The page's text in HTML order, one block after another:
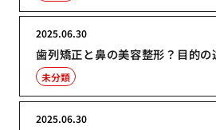
歯列矯正と鼻の美容整形？目的の
2025.06.30
未分類
2025.06.30